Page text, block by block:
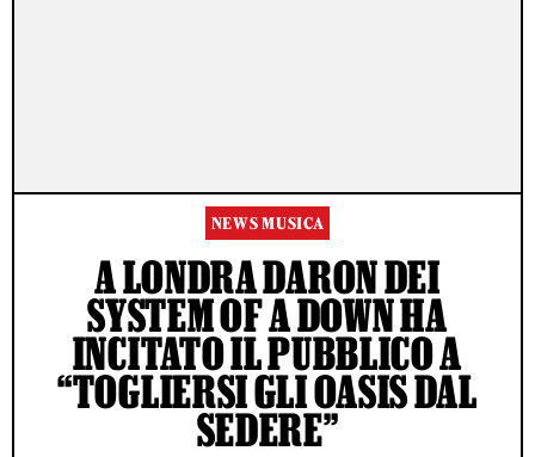
NEWS MUSICA
A LONDRA DARON DEI
SYSTEM OF A DOWN HA
INCITATO IL PUBBLICO A
“TOGLIERSI GLI OASIS DAL
SEDERE”